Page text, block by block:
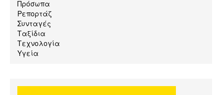
Πρόσωπα
Ρεπορτάζ
Συνταγές
Ταξίδια
Τεχνολογία
Υγεία